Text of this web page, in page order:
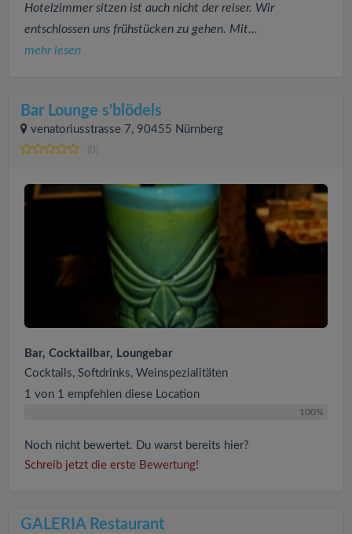
Hotelzimmer sitzen ist auch nicht der reiser. Wir
entschlossen uns frühstücken zu gehen. Mit...
mehr lesen
Bar Lounge s'blödels
venatoriusstrasse 7, 90455 Nürnberg
(0)
Bar, Cocktailbar, Loungebar
Cocktails, Softdrinks, Weinspezialitäten
1 von 1 empfehlen diese Location
100%
Noch nicht bewertet. Du warst bereits hier?
Schreib jetzt die erste Bewertung!
GALERIA Restaurant